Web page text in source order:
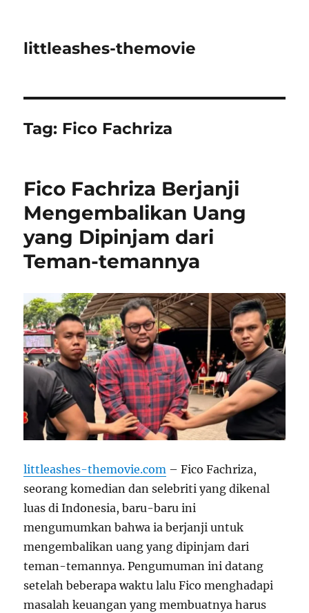
littleashes-themovie
Tag: Fico Fachriza
Fico Fachriza Berjanji
Mengembalikan Uang
yang Dipinjam dari
Teman-temannya
littleashes-themovie.com – Fico Fachriza,
seorang komedian dan selebriti yang dikenal
luas di Indonesia, baru-baru ini
mengumumkan bahwa ia berjanji untuk
mengembalikan uang yang dipinjam dari
teman-temannya. Pengumuman ini datang
setelah beberapa waktu lalu Fico menghadapi
masalah keuangan yang membuatnya harus